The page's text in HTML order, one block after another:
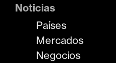
Noticias
Países
Mercados
Negocios